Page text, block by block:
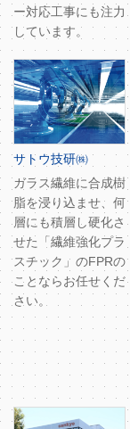
ー対応工事にも注力
しています。
サトウ技研㈱
ガラス繊維に合成樹
脂を浸り込ませ、何
層にも積層し硬化さ
せた「繊維強化プラ
スチック」のFPRの
ことならお任せくだ
さい。